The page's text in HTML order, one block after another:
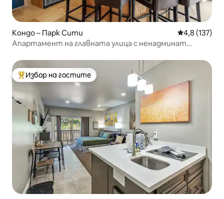
Кондо – Парк Сити Средна
4,8 (137)
Апартамент на главната улица с ненадминат
Най-популярен избор на гостите
Избор на гостите